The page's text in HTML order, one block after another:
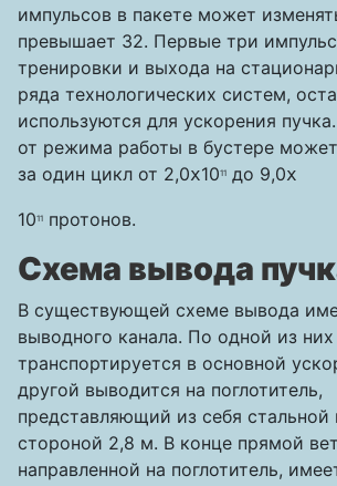
импульсов в пакете может
превышает 32. Первые три
тренировки и выхода на
ряда технологических систем,
используются для ускорения
от режима работы в бустере
за один цикл от 2,0x1011 до 9,0x
1011 протонов.
Схема вывода
В существующей схеме вывода
выводного канала. По одной из них
транспортируется в основной
другой выводится на поглотитель,
представляющий из себя стальной
стороной 2,8 м. В конце прямой
направленной на поглотитель,